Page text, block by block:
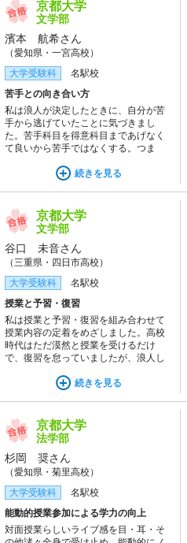
京都大学
文学部
濱本 航希さん
（愛知県・一宮高校）
大学受験科
名駅校
苦手との向き合い方
私は浪人が決定したときに、自分が苦
手から逃げていたことに気づきまし
た。苦手科目を得意科目まであげなく
て良いから苦手ではなくする。つま
き合うということが大事です。河合塾
います。
続きを見る
京都大学
文学部
谷口 未音さん
（三重県・四日市高校）
大学受験科
名駅校
授業と予習・復習
私は授業と予習・復習を組み合わせて
授業内容の定着をめざしました。高校
時代はただ漠然と授業を受けるだけ
で、復習を怠っていましたが、浪人し
り学習内容を身につけることができま
続きを見る
京都大学
法学部
杉岡 奨さん
（愛知県・菊里高校）
大学受験科
名駅校
能動的授業参加による学力の向上
対面授業らしいライブ感を目・耳・そ